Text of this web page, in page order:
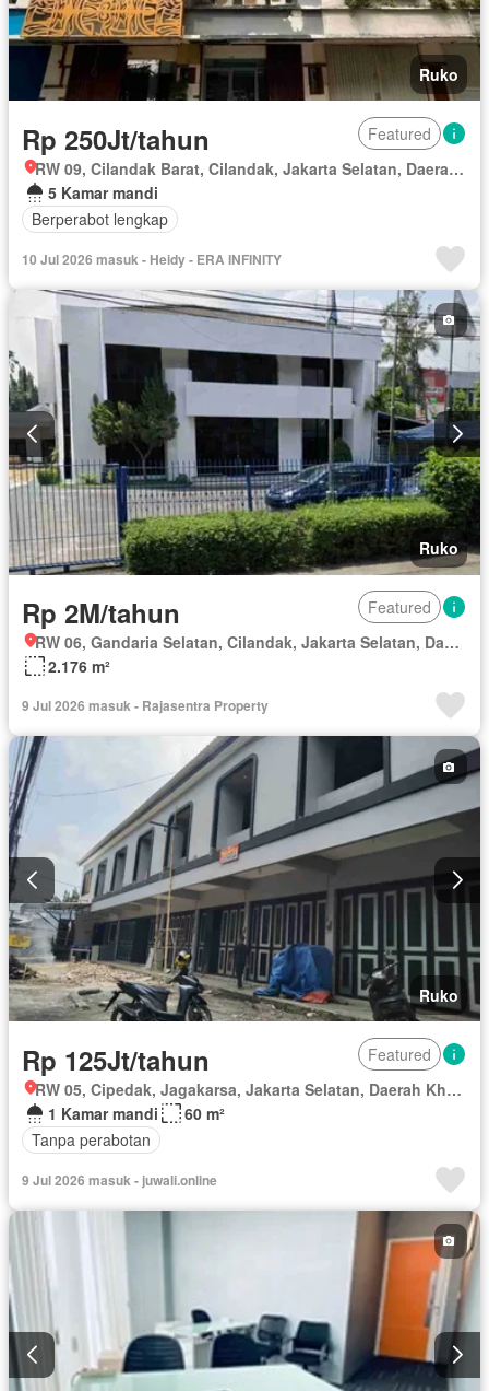
Ruko
Rp 250Jt/tahun
Featured
RW 09, Cilandak Barat, Cilandak, Jakarta Selatan, Daerah Khusus Ibukota Jakarta
5 Kamar mandi
Berperabot lengkap
10 Jul 2026 masuk - Heidy - ERA INFINITY
Ruko
Rp 2M/tahun
Featured
RW 06, Gandaria Selatan, Cilandak, Jakarta Selatan, Daerah Khusus Ibukota Jakarta
2.176 m²
9 Jul 2026 masuk - Rajasentra Property
Ruko
Rp 125Jt/tahun
Featured
RW 05, Cipedak, Jagakarsa, Jakarta Selatan, Daerah Khusus Ibukota Jakarta
1 Kamar mandi
60 m²
Tanpa perabotan
9 Jul 2026 masuk - juwali.online